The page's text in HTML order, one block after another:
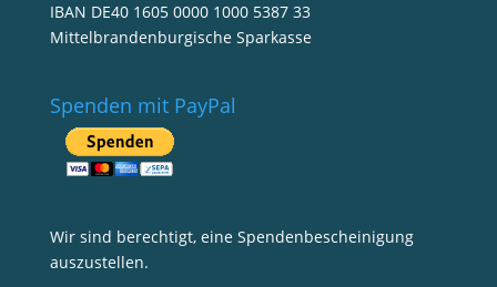
IBAN DE40 1605 0000 1000 5387 33
Mittelbrandenburgische Sparkasse
Spenden mit PayPal
Wir sind berechtigt, eine Spendenbescheinigung
auszustellen.